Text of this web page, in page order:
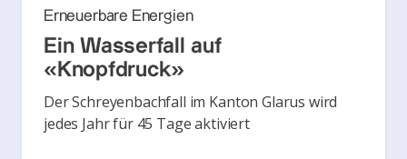
Erneuerbare Energien
Ein Wasserfall auf
«Knopfdruck»
Der Schreyenbachfall im Kanton Glarus wird
jedes Jahr für 45 Tage aktiviert